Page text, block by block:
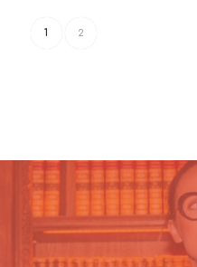
1 2